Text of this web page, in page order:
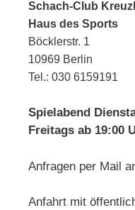
Schach-Club
Haus des Sports
Böcklerstr. 1
10969 Berlin
Tel.: 030 6159191
Spielabend
Freitags ab 19:00
Anfragen per Mail
Anfahrt mit